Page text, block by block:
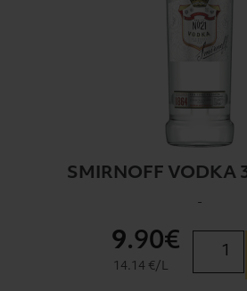
SMIRNOFF VODKA
-
9.90€
14.14 €/L